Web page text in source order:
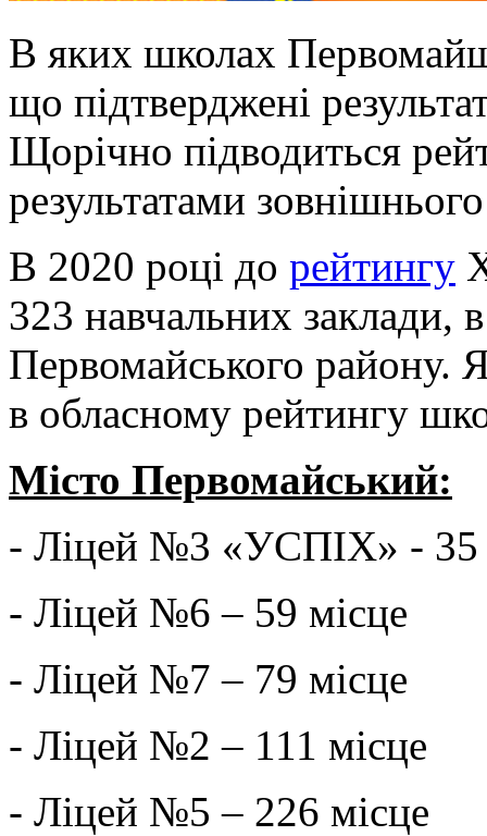
В яких школах
що підтверджені
Щорічно підводиться
результатами
В 2020 році до рейтингу
323 навчальних заклади,
Первомайського району.
в обласному рейтингу
Місто Первомайський:
- Ліцей №3 «УСПІХ» - 35
- Ліцей №6 – 59 місце
- Ліцей №7 – 79 місце
- Ліцей №2 – 111 місце
- Ліцей №5 – 226 місце